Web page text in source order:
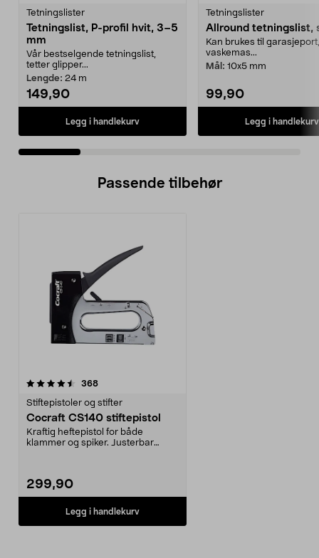
Tetningslister
Tetningslist, P-profil hvit, 3–5
mm
Vår bestselgende tetningslist,
tetter glipper...
Lengde: 24 m
149,90
Legg i handlekurv
Tetningslister
Allround tetningslist,
Kan brukes til
vaskemas...
Mål: 10x5 mm
99,90
Legg i handlekurv
Passende tilbehør
368anmeldelser
Stiftepistoler og stifter
Cocraft CS140 stiftepistol
Kraftig heftepistol for både
klammer og spiker. Justerbar
299,90
Legg i handlekurv